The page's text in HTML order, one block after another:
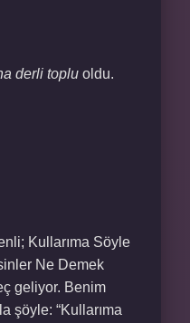
derli toplu oldu.
Kullarıma Söyle
Ne Demek
geliyor. Benim
şöyle: “Kullarıma